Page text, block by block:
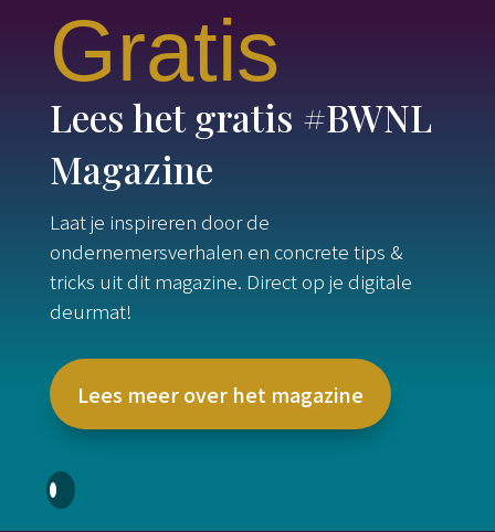
Gratis
Lees het gratis #BWNL
Magazine
Laat je inspireren door de
ondernemersverhalen en concrete tips &
tricks uit dit magazine. Direct op je digitale
deurmat!
Lees meer over het magazine